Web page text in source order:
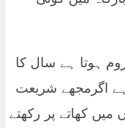
ہوتا ہے سال کا
اگرمجھے شریعت
کھاتے پر رکھتے